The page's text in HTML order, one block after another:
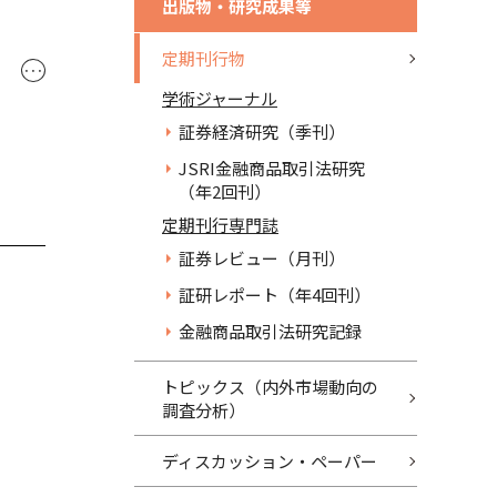
･･･
出版物・研究成果等
定期刊行物
学術ジャーナル
証券経済研究（季刊）
JSRI金融商品取引法研究
（年2回刊）
定期刊行専門誌
証券レビュー（月刊）
証研レポート（年4回刊）
金融商品取引法研究記録
トピックス（内外市場動向の
調査分析）
ディスカッション・ペーパー